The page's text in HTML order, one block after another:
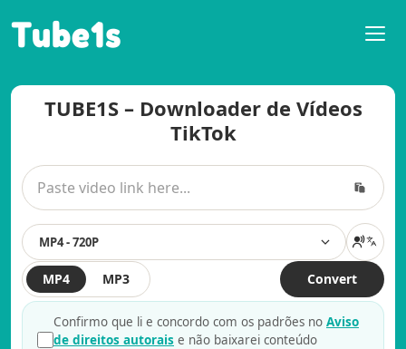
Tube1s
TUBE1S – Downloader de Vídeos
TikTok
MP4 MP3
MP4 - 720P
Convert
Confirmo que li e concordo com os padrões no Aviso
de direitos autorais e não baixarei conteúdo